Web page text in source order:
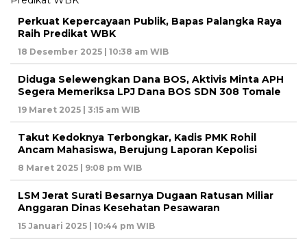
Perkuat Kepercayaan Publik, Bapas Palangka Raya
Raih Predikat WBK
18 Desember 2025 | 10:38 am WIB
Diduga Selewengkan Dana BOS, Aktivis Minta APH
Segera Memeriksa LPJ Dana BOS SDN 308 Tomale
19 Maret 2025 | 3:15 am WIB
Takut Kedoknya Terbongkar, Kadis PMK Rohil
Ancam Mahasiswa, Berujung Laporan Kepolisi
8 Maret 2025 | 9:08 pm WIB
LSM Jerat Surati Besarnya Dugaan Ratusan Miliar
Anggaran Dinas Kesehatan Pesawaran
15 Januari 2025 | 10:44 pm WIB